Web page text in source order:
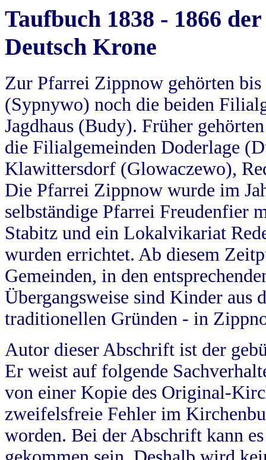
Taufbuch 1838 - 1866
Deutsch Krone
Zur Pfarrei Zippnow gehörten
(Sypnywo) noch die beiden
Jagdhaus (Budy). Früher
die Filialgemeinden Doderlage
Klawittersdorf (Glowaczewo),
Die Pfarrei Zippnow wurde im
selbständige Pfarrei Freudenfier
Stabitz und ein Lokalvikariat
wurden errichtet. Ab diesem
Gemeinden, in den
Übergangsweise sind Kinder aus
traditionellen Gründen - in
Autor dieser Abschrift ist der
Er weist auf folgende
von einer Kopie des Original-
zweifelsfreie Fehler im
worden. Bei der Abschrift kann